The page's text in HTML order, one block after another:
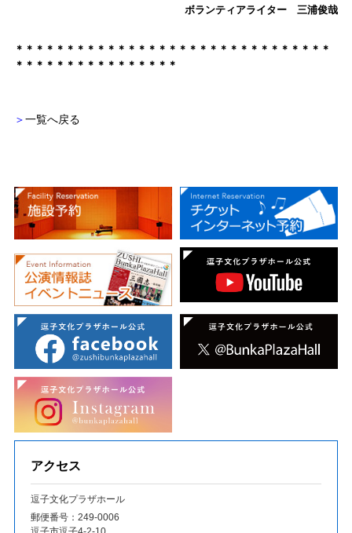
ボランティアライター 三浦俊哉
＊＊＊＊＊＊＊＊＊＊＊＊＊＊＊＊＊＊＊＊＊＊＊＊＊＊＊＊＊＊＊
＊＊＊＊＊＊＊＊＊＊＊＊＊＊＊＊
＞一覧へ戻る
アクセス
逗子文化プラザホール
郵便番号：249‐0006